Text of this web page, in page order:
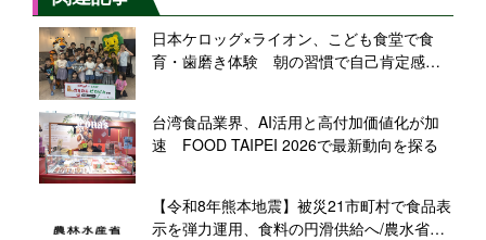
日本ケロッグ×ライオン、こども食堂で食
育・歯磨き体験 朝の習慣で自己肯定感を
台湾食品業界、AI活用と高付加価値化が加
速 FOOD TAIPEI 2026で最新動向を探る
【令和8年熊本地震】被災21市町村で食品表
示を弾力運用、食料の円滑供給へ/農水省な